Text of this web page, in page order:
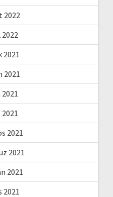
2022
2021
2021
2021
2021
2021
2021